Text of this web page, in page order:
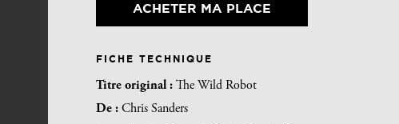
ACHETER MA PLACE
FICHE TECHNIQUE
Titre original : The Wild Robot
De : Chris Sanders